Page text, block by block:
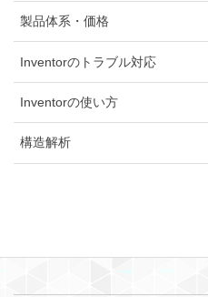
製品体系・価格
Inventorのトラブル対応
Inventorの使い方
構造解析